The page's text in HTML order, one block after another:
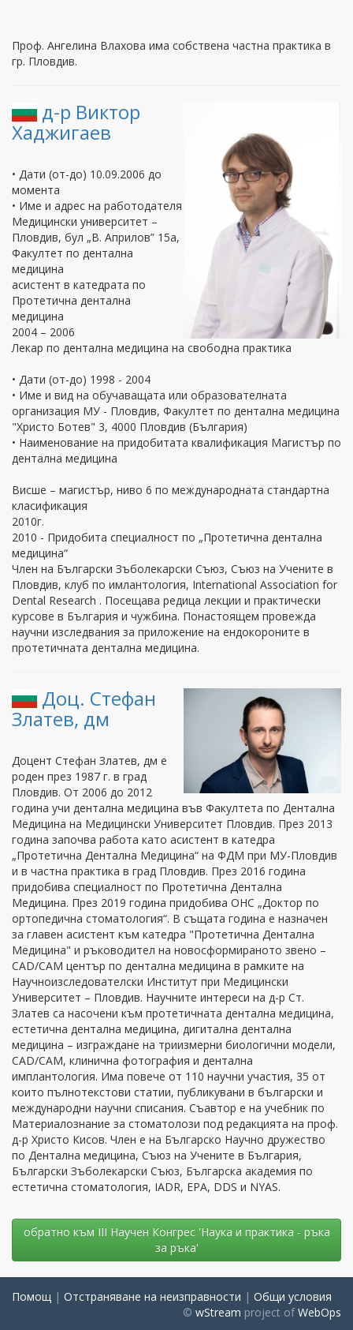
Проф. Ангелина Влахова има собствена частна практика в
гр. Пловдив.
д-р Виктор
Хаджигаев
• Дати (от-до) 10.09.2006 до
момента
• Име и адрес на работодателя
Медицински университет –
Пловдив, бул „В. Априлов” 15а,
Факултет по дентална
медицина
асистент в катедрата по
Протетична дентална
медицина
2004 – 2006
Лекар по дентална медицина на свободна практика
• Дати (от-до) 1998 - 2004
• Име и вид на обучаващата или образователната
организация МУ - Пловдив, Факултет по дентална медицина
"Христо Ботев" 3, 4000 Пловдив (България)
• Наименование на придобитата квалификация Магистър по
дентална медицина
Висше – магистър, ниво 6 по международната стандартна
класификация
2010г.
2010 - Придобита специалност по „Протетична дентална
медицина“
Член на Български Зъболекарски Съюз, Съюз на Учените в
Пловдив, клуб по имлантология, International Association for
Dental Research . Посещава редица лекции и практически
курсове в България и чужбина. Понастоящем провежда
научни изследвания за приложение на ендокороните в
протетичната дентална медицина.
Доц. Стефан
Златев, дм
Дoцент Стефан Златев, дм е
роден през 1987 г. в град
Пловдив. От 2006 до 2012
година учи дентална медицина във Факултета по Дентална
Медицина на Медицински Университет Пловдив. През 2013
година започва работа като асистент в катедра
„Протетична Дентална Медицина“ на ФДМ при МУ-Пловдив
и в частна практика в град Пловдив. През 2016 година
придобива специалност по Протетична Дентална
Медицина. През 2019 година придобива ОНС „Доктор по
ортопедична стоматология“. В същата година е назначен
за главен асистент към катедра "Протетична Дентална
Медицина" и ръководител на новосформираното звено –
CAD/CAM център по дентална медицина в рамките на
Научноизследователски Институт при Медицински
Университет – Пловдив. Научните интереси на д-р Ст.
Златев са насочени към протетичната дентална медицина,
естетична дентална медицина, дигитална дентална
медицина – изграждане на триизмерни биологични модели,
CAD/CAM, клинична фотография и дентална
имплантология. Има повече от 110 научни участия, 35 от
които пълнотекстови статии, публикувани в български и
международни научни списания. Съавтор е на учебник по
Материалознание за стоматолози под редакцията на проф.
д-р Христо Кисов. Член е на Българско Научно дружество
по Дентална медицина, Съюз на Учените в България,
Български Зъболекарски Съюз, Българска академия по
естетична стоматология, IADR, EPA, DDS и NYAS.
oбратно към III Научен Конгрес 'Наука и практика - ръка
за ръка'
Помощ | Отстраняване на неизправности | Общи условия
© wStream project ofWebOps